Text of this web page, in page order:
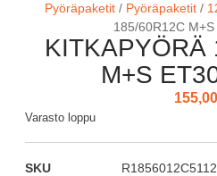
Pyöräpaketit / Pyöräpaketit /
185/60R12C
KITKAPYÖRÄ
M+S
155,00
Varasto loppu
SKU